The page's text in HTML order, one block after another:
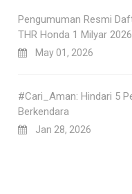
Pengumuman Resmi
THR Honda 1 Milyar 2026
May 01, 2026
#Cari_Aman: Hindari 5
Berkendara
Jan 28, 2026